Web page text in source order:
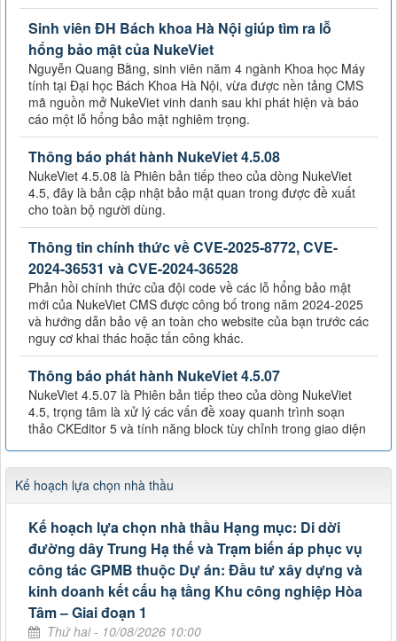
Sinh viên ĐH Bách khoa Hà Nội giúp tìm ra lỗ
hổng bảo mật của NukeViet
Nguyễn Quang Bằng, sinh viên năm 4 ngành Khoa học Máy
tính tại Đại học Bách Khoa Hà Nội, vừa được nền tảng CMS
mã nguồn mở NukeViet vinh danh sau khi phát hiện và báo
cáo một lỗ hổng bảo mật nghiêm trọng.
Thông báo phát hành NukeViet 4.5.08
NukeViet 4.5.08 là Phiên bản tiếp theo của dòng NukeViet
4.5, đây là bản cập nhật bảo mật quan trong được đề xuất
cho toàn bộ người dùng.
Thông tin chính thức về CVE-2025-8772, CVE-
2024-36531 và CVE-2024-36528
Phản hồi chính thức của đội code về các lỗ hổng bảo mật
mới của NukeViet CMS được công bố trong năm 2024-2025
và hướng dẫn bảo vệ an toàn cho website của bạn trước các
nguy cơ khai thác hoặc tấn công khác.
Thông báo phát hành NukeViet 4.5.07
NukeViet 4.5.07 là Phiên bản tiếp theo của dòng NukeViet
4.5, trọng tâm là xử lý các vấn đề xoay quanh trình soạn
thảo CKEditor 5 và tính năng block tùy chỉnh trong giao diện
Kế hoạch lựa chọn nhà thầu
Kế hoạch lựa chọn nhà thầu Hạng mục: Di dời
đường dây Trung Hạ thế và Trạm biến áp phục vụ
công tác GPMB thuộc Dự án: Đầu tư xây dựng và
kinh doanh kết cấu hạ tầng Khu công nghiệp Hòa
Tâm – Giai đoạn 1
Thứ hai - 10/08/2026 10:00